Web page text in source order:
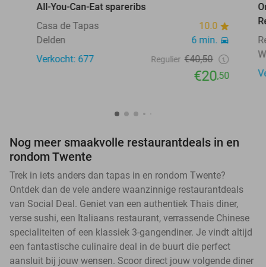
All-You-Can-Eat spareribs
Casa de Tapas
10.0
Delden
6 min.
Verkocht: 677
Regulier €40,50
€20,50
Nog meer smaakvolle restaurantdeals in en
rondom Twente
Trek in iets anders dan tapas in en rondom Twente?
Ontdek dan de vele andere waanzinnige restaurantdeals
van Social Deal. Geniet van een authentiek Thais diner,
verse sushi, een Italiaans restaurant, verrassende Chinese
specialiteiten of een klassiek 3-gangendiner. Je vindt altijd
een fantastische culinaire deal in de buurt die perfect
aansluit bij jouw wensen. Scoor direct jouw volgende diner